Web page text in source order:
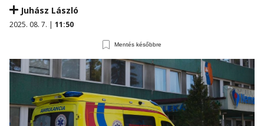
Juhász László
2025. 08. 7. | 11:50
Mentés későbbre